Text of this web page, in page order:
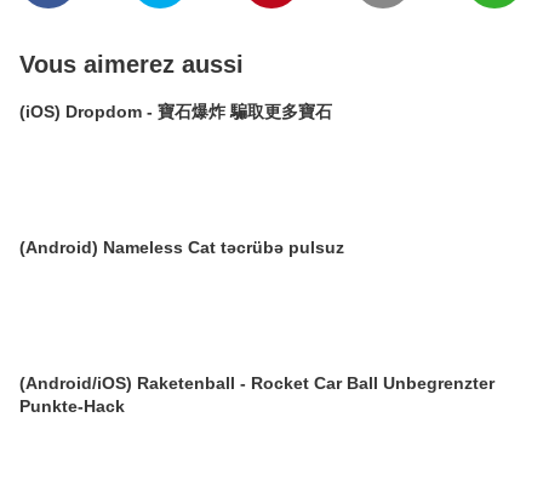
Vous aimerez aussi
(iOS) Dropdom - 寶石爆炸 騙取更多寶石
(Android) Nameless Cat təcrübə pulsuz
(Android/iOS) Raketenball - Rocket Car Ball Unbegrenzter
Punkte-Hack